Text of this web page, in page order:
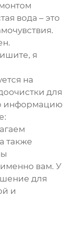
вода – это
я
на
для
информацию
также
вам. У
для
и